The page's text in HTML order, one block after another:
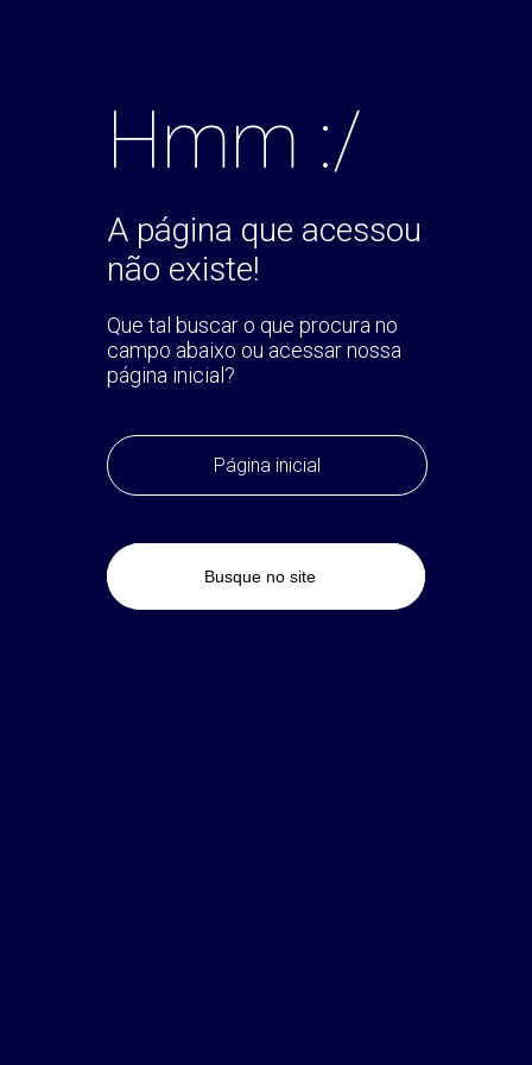
Hmm :/
A página que acessou
não existe!
Que tal buscar o que procura no
campo abaixo ou acessar nossa
página inicial?
Página inicial